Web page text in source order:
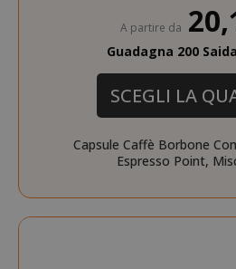
A partire da
Guadagna 200
SCEGLI LA
Capsule Caffè Borbone
Espresso Point,